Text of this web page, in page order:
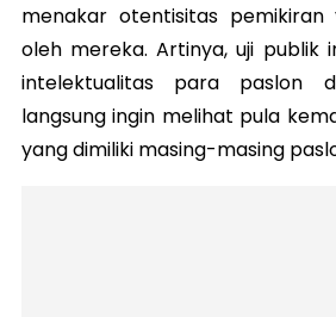
menakar otentisitas pemikiran
oleh mereka. Artinya, uji publik
intelektualitas para paslon
langsung ingin melihat pula
yang dimiliki masing-masing